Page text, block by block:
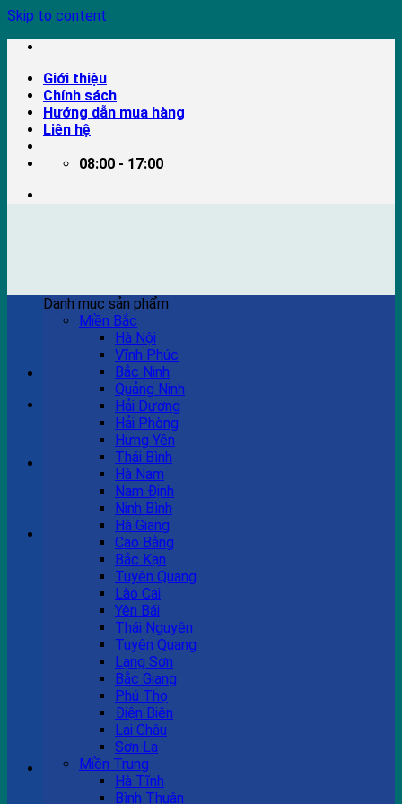
Skip to content
Giới thiệu
Chính sách
Hướng dẫn mua hàng
Liên hệ
08:00 - 17:00
Ví dụ: Billboard quảng cáo, pano quảng cáo, quảng cáo
trên xe bus...
Tư vấn bán hàng
0983 863 488
Hotline hỗ trợ
0983 863 488
Giỏ hàng
Danh mục sản phẩm
Miền Bắc
Hà Nội
Vĩnh Phúc
Bắc Ninh
Quảng Ninh
Hải Dương
Hải Phòng
Hưng Yên
Thái Bình
Hà Nam
Nam Định
Ninh Bình
Hà Giang
Cao Bằng
Bắc Kạn
Tuyên Quang
Lào Cai
Yên Bái
Thái Nguyên
Tuyên Quang
Lạng Sơn
Bắc Giang
Phú Thọ
Điện Biên
Lai Châu
Sơn La
Miền Trung
Hà Tĩnh
Bình Thuận